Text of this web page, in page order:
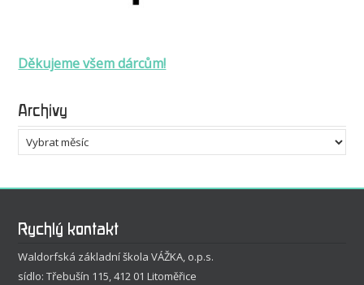
Děkujeme všem dárcům!
Archivy
Archivy
Rychlý kontakt
Waldorfská základní škola VÁŽKA, o.p.s.
sídlo: Třebušín 115, 412 01 Litoměřice